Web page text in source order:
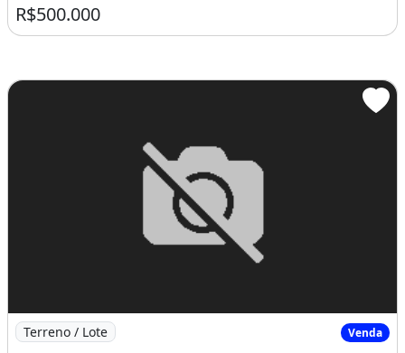
R$500.000
Imagem: Vendo Terreno com 20.000,00M2 Valor do Metro
Terreno / Lote Venda